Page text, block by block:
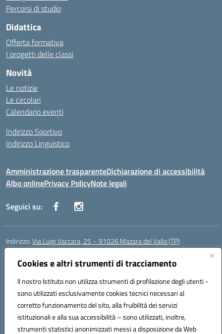
Cookies e altri strumenti di tracciamento
Il nostro Istituto non utilizza strumenti di profilazione degli utenti -
sono utilizzati esclusivamente cookies tecnici necessari al
corretto funzionamento del sito, alla fruibilità dei servizi
istituzionali e alla sua accessibilità – sono utilizzati, inoltre,
strumenti statistici anonimizzati messi a disposizione da Web
Percorsi di studio
Didattica
Offerta formativa
I progetti delle classi
Novità
Le notizie
Le circolari
Calendario eventi
Indirizzo Sportivo
Indirizzo Linguistico
Amministrazione trasparenteDichiarazione di accessibilità
Albo onlinePrivacy PolicyNote legali
Seguici su:
Indirizzo:Via Luigi Vaccara, 25 – 91026 Mazara del Vallo (TP)
Centralino:
Posta elettronica certificata (PEC):tpic843007@pec.istruzione.it
Codice fiscale: 91036660818
Codice meccanografico:tpic843007
Codice Indice delle Pubbliche Amministrazioni (IPA): icggp
Codice unico di fatturazione (CUF): UFYPS3